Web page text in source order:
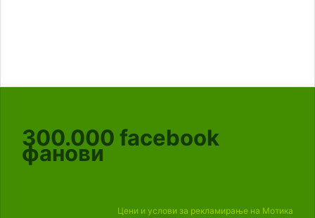
300.000 facebook
фанови
Цени и услови за рекламирање на Мотика